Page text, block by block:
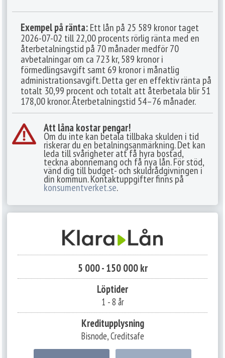
Exempel på ränta:Ett lån på 25 589 kronor taget
2026-07-02 till 22,00 procents rörlig ränta med en
återbetalningstid på 70 månader medför 70
avbetalningar om ca 723 kr, 589 kronor i
förmedlingsavgift samt 69 kronor i månatlig
administrationsavgift. Detta ger en effektiv ränta på
totalt 30,99 procent och totalt att återbetala blir 51
178,00 kronor. Återbetalningstid 54–76 månader.
Att låna kostar pengar!
Om du inte kan betala tillbaka skulden i tid
riskerar du en betalningsanmärkning. Det kan
leda till svårigheter att få hyra bostad,
teckna abonnemang och få nya lån. För stöd,
vänd dig till budget- och skuldrådgivningen i
din kommun. Kontaktuppgifter finns på
konsumentverket.se.
5 000 - 150 000 kr
Löptider
1 - 8 år
Kreditupplysning
Bisnode, Creditsafe